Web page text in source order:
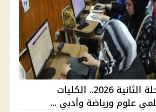
تنسيق المرحلة الثانية 2026.. الكليات
علوم ورياضة وأدبي ...